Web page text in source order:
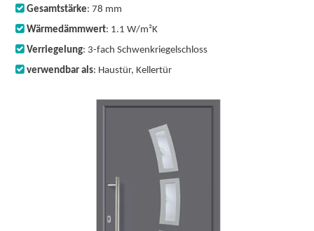
Gesamtstärke: 78 mm
Wärmedämmwert: 1.1 W/m²K
Verriegelung: 3-fach Schwenkriegelschloss
verwendbar als: Haustür, Kellertür